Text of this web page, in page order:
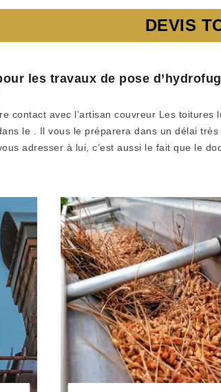
DEVIS
les travaux de pose
contact avec l’artisan couvreur Les
le . Il vous le préparera dans un délai
adresser à lui, c’est aussi le fait que le